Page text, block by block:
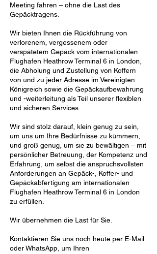
Meeting fahren – ohne die Last des
Gepäcktragens.
Wir bieten Ihnen die Rückführung von
verlorenem, vergessenem oder
verspätetem Gepäck vom internationalen
Flughafen Heathrow Terminal 6 in London,
die Abholung und Zustellung von Koffern
von und zu jeder Adresse im Vereinigten
Königreich sowie die Gepäckaufbewahrung
und -weiterleitung als Teil unserer flexiblen
und sicheren Services.
Wir sind stolz darauf, klein genug zu sein,
um uns um Ihre Bedürfnisse zu kümmern,
und groß genug, um sie zu bewältigen – mit
persönlicher Betreuung, der Kompetenz und
Erfahrung, um selbst die anspruchsvollsten
Anforderungen an Gepäck-, Koffer- und
Gepäckabfertigung am internationalen
Flughafen Heathrow Terminal 6 in London
zu erfüllen.
Wir übernehmen die Last für Sie.
Kontaktieren Sie uns noch heute per E-Mail
oder WhatsApp, um Ihren